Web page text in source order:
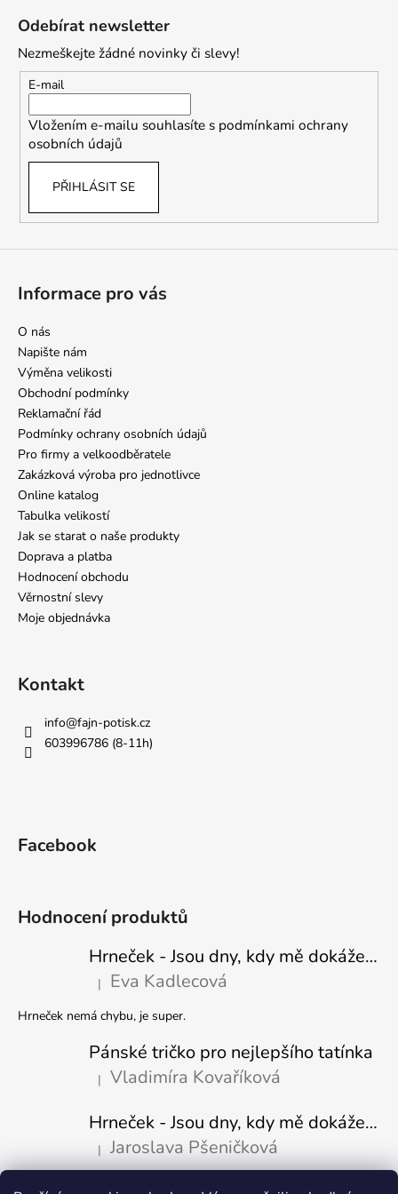
Odebírat newsletter
Nezmeškejte žádné novinky či slevy!
E-mail
Vložením e-mailu souhlasíte s podmínkami ochrany
osobních údajů
PŘIHLÁSIT SE
Informace pro vás
O nás
Napište nám
Výměna velikosti
Obchodní podmínky
Reklamační řád
Podmínky ochrany osobních údajů
Pro firmy a velkoodběratele
Zakázková výroba pro jednotlivce
Online katalog
Tabulka velikostí
Jak se starat o naše produkty
Doprava a platba
Hodnocení obchodu
Věrnostní slevy
Moje objednávka
Kontakt
info@fajn-potisk.cz
603996786 (8-11h)
Facebook
Hodnocení produktů
Hrneček - Jsou dny, kdy mě dokáže nasrat i vzduch - Sova
Hodnocení produktu je 5 z 5 hvězdiček.
| Eva Kadlecová
Hrneček nemá chybu, je super.
Pánské tričko pro nejlepšího tatínka
Hodnocení produktu je 5 z 5 hvězdiček.
| Vladimíra Kovaříková
Hrneček - Jsou dny, kdy mě dokáže nasrat i vzduch-naštvaný pejsek
Hodnocení produktu je 5 z 5 hvězdiček.
| Jaroslava Pšeničková